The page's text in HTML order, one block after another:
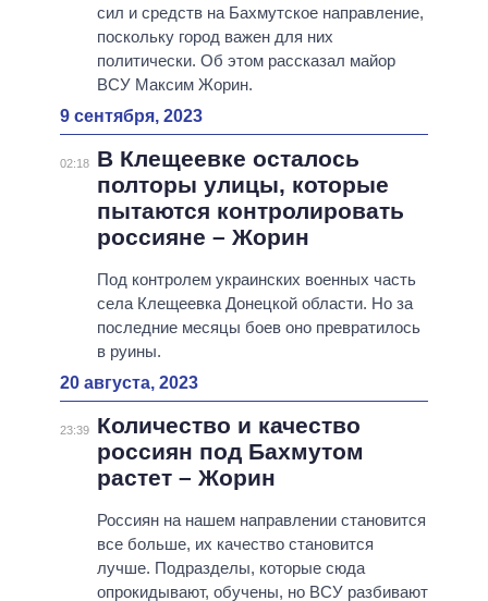
сил и средств на Бахмутское направление,
поскольку город важен для них
политически. Об этом рассказал майор
ВСУ Максим Жорин.
9 сентября, 2023
02:18
В Клещеевке осталось
полторы улицы, которые
пытаются контролировать
россияне – Жорин
Под контролем украинских военных часть
села Клещеевка Донецкой области. Но за
последние месяцы боев оно превратилось
в руины.
20 августа, 2023
23:39
Количество и качество
россиян под Бахмутом
растет – Жорин
Россиян на нашем направлении становится
все больше, их качество становится
лучше. Подразделы, которые сюда
опрокидывают, обучены, но ВСУ разбивают